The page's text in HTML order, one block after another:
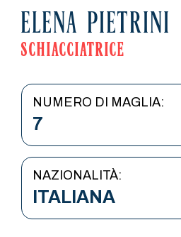
ELENA PIETRINI
SCHIACCIATRICE
NUMERO DI MAGLIA:
7
NAZIONALITÀ:
ITALIANA